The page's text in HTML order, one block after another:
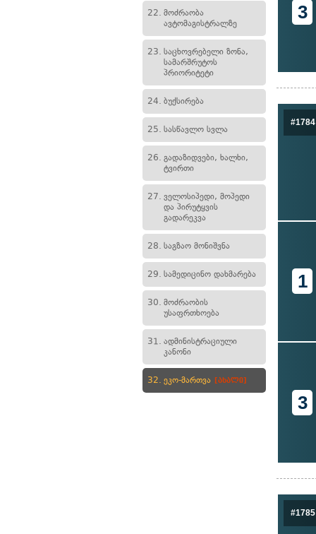
22. მოძრაობა
ავტომაგისტრალზე
23. საცხოვრებელი ზონა,
სამარშრუტოს
პრიორიტეტი
24. ბუქსირება
25. სასწავლო სვლა
26. გადაზიდვები, ხალხი,
ტვირთი
27. ველოსიპედი, მოპედი
და პირუტყვის
გადარეკვა
28. საგზაო მონიშვნა
29. სამედიცინო დახმარება
30. მოძრაობის
უსაფრთხოება
31. ადმინისტრაციული
კანონი
32. ეკო-მართვა [ახალი]
3
#1784
1
3
#1785